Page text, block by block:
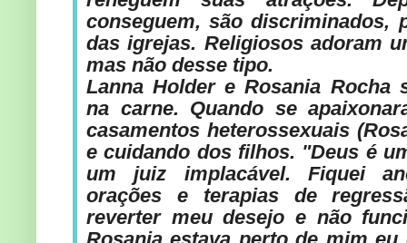
conseguem, são discriminados,
das igrejas. Religiosos adoram
mas não desse tipo.
Lanna Holder e Rosania Rocha
na carne. Quando se
casamentos heterossexuais
e cuidando dos filhos. "Deus é
um juiz implacável. Fiquei
orações e terapias de
reverter meu desejo e não